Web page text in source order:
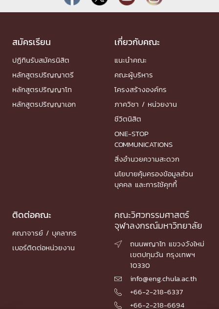
สมัครเรียน
ปฏิทินรับสมัครนิสิต
หลักสูตรปริญญาตรี
หลักสูตรปริญญาโท
หลักสูตรปริญญาเอก
เกี่ยวกับคณะ
แนะนำคณะ
คณะผู้บริหาร
โครงสร้างองค์กร
ภาควิชา / หน่วยงาน
ชีวิตนิสิต
ONE-STOP
COMMUNICATIONS
สิ่งอำนวยความสะดวก
นโยบายคุ้มครองข้อมูลส่วน
บุคคล และการใช้คุกกี้
ติดต่อคณะ
คณาจารย์ / บุคลากร
เบอร์ติดต่อหน่วยงาน
คณะวิศวกรรมศาสตร์
จุฬาลงกรณ์มหาวิทยาลัย

ถนนพญาไท แขวงวังใหม่
เขตปทุมวัน กรุงเทพฯ
10330
 info@eng.chula.ac.th
 +66-2-218-6337
 +66-2-218-6694